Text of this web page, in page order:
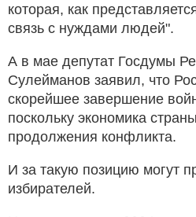
которая, как
связь с нуждами людей".
А в мае депутат Госдумы
Сулейманов заявил, что
скорейшее завершение
поскольку экономика
продолжения конфликта.
И за такую позицию могут
избирателей.